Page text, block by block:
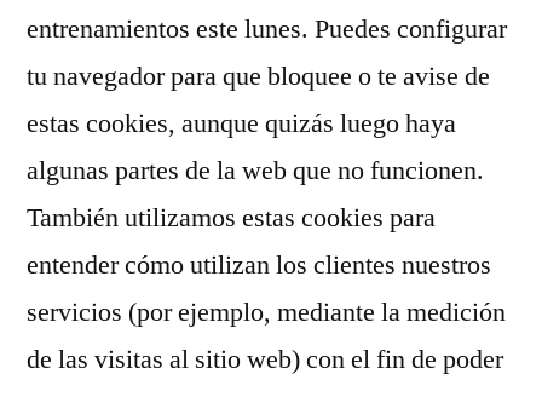
entrenamientos este lunes. Puedes configurar
tu navegador para que bloquee o te avise de
estas cookies, aunque quizás luego haya
algunas partes de la web que no funcionen.
También utilizamos estas cookies para
entender cómo utilizan los clientes nuestros
servicios (por ejemplo, mediante la medición
de las visitas al sitio web) con el fin de poder